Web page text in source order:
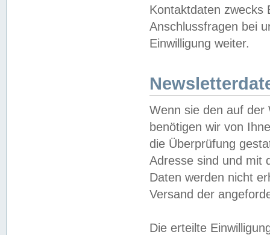
Kontaktdaten zwecks
Anschlussfragen bei
Einwilligung weiter.
Wenn sie den auf der
benötigen wir von
die Überprüfung
Adresse sind und mit
Daten werden nicht
Versand der
Die erteilte